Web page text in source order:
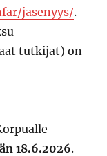
jasenyys/.
tutkijat) on
18.6.2026.